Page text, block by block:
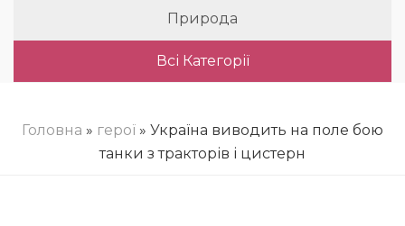
Природа
Всі Категорії
Головна » герої » Україна виводить на поле бою
танки з тракторів і цистерн